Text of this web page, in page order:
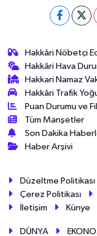
Hakkâri Nöbetçi
Hakkâri Hava
Hakkari Namaz
Hakkâri Trafik
Puan Durumu ve
Tüm Manşetler
Son Dakika
Haber Arşivi
Düzeltme Politikası
Çerez Politikası
İletişim
Künye
DÜNYA